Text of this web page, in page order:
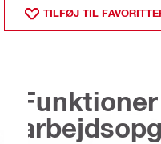
TILFØJ TIL